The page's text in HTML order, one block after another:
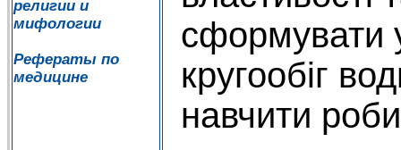
религии и
мифологии
Рефераты по
медицине
сформувати
кругообіг
навчити